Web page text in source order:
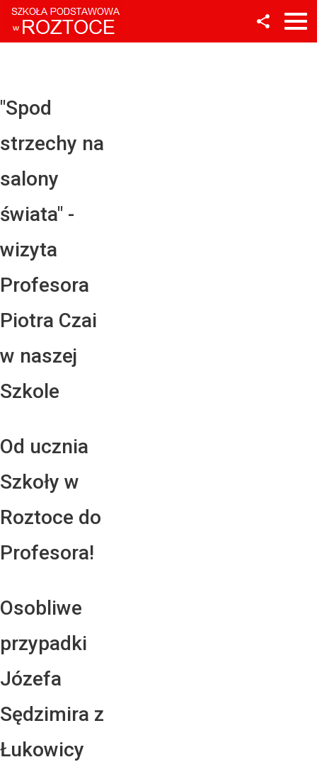
"Spod
strzechy na
salony
świata" -
wizyta
Profesora
Piotra Czai
w naszej
Szkole
Od ucznia
Szkoły w
Roztoce do
Profesora!
Osobliwe
przypadki
Józefa
Sędzimira z
Łukowicy